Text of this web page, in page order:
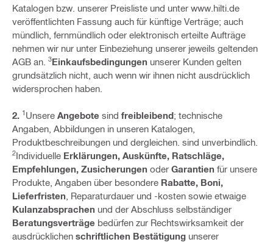
Katalogen bzw. unserer Preisliste und unter www.hilti.de
veröffentlichten Fassung auch für künftige Verträge; auch
mündlich, fernmündlich oder elektronisch erteilte Aufträge
nehmen wir nur unter Einbeziehung unserer jeweils geltenden
AGB an.
3Einkaufsbedingungen unserer Kunden gelten
grundsätzlich nicht, auch wenn wir ihnen nicht ausdrücklich
widersprochen haben.
2. 1 Unsere Angebote sind freibleibend; technische
Angaben, Abbildungen in unseren Katalogen,
Produktbeschreibungen und dergleichen. sind unverbindlich.
2Individuelle Erklärungen, Auskünfte, Ratschläge,
Empfehlungen, Zusicherungen oder Garantien für unsere
Produkte, Angaben über besondere Rabatte, Boni,
Lieferfristen , Reparaturdauer und -kosten sowie etwaige
Kulanzabsprachen und der Abschluss selbständiger
Beratungsverträge bedürfen zur Rechtswirksamkeit der
ausdrücklichen schriftlichen Bestätigung unserer